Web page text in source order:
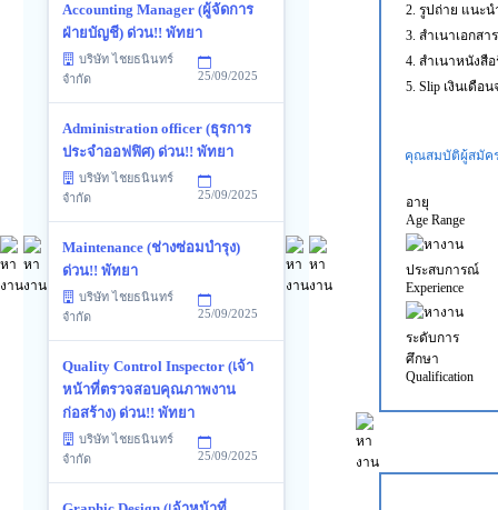
Accounting Manager (ผู้จัดการ
ฝ่ายบัญชี) ด่วน!! พัทยา
บริษัท ไชยธนินทร์
จำกัด
25/09/2025
Administration officer (ธุรการ
ประจำออฟฟิศ) ด่วน!! พัทยา
บริษัท ไชยธนินทร์
จำกัด
25/09/2025
Maintenance (ช่างซ่อมบำรุง)
ด่วน!! พัทยา
บริษัท ไชยธนินทร์
จำกัด
25/09/2025
Quality Control Inspector (เจ้า
หน้าที่ตรวจสอบคุณภาพงาน
ก่อสร้าง) ด่วน!! พัทยา
บริษัท ไชยธนินทร์
จำกัด
25/09/2025
2. รูปถ่าย แนะ
3. สำเนาเอกส
4. สำเนาหนังสื
5. Slip เงินเดื
คุณสมบัติผู้สมัคร
อายุ
Age Range
ประสบการณ์
Experience
ระดับการ
ศึกษา
Qualification